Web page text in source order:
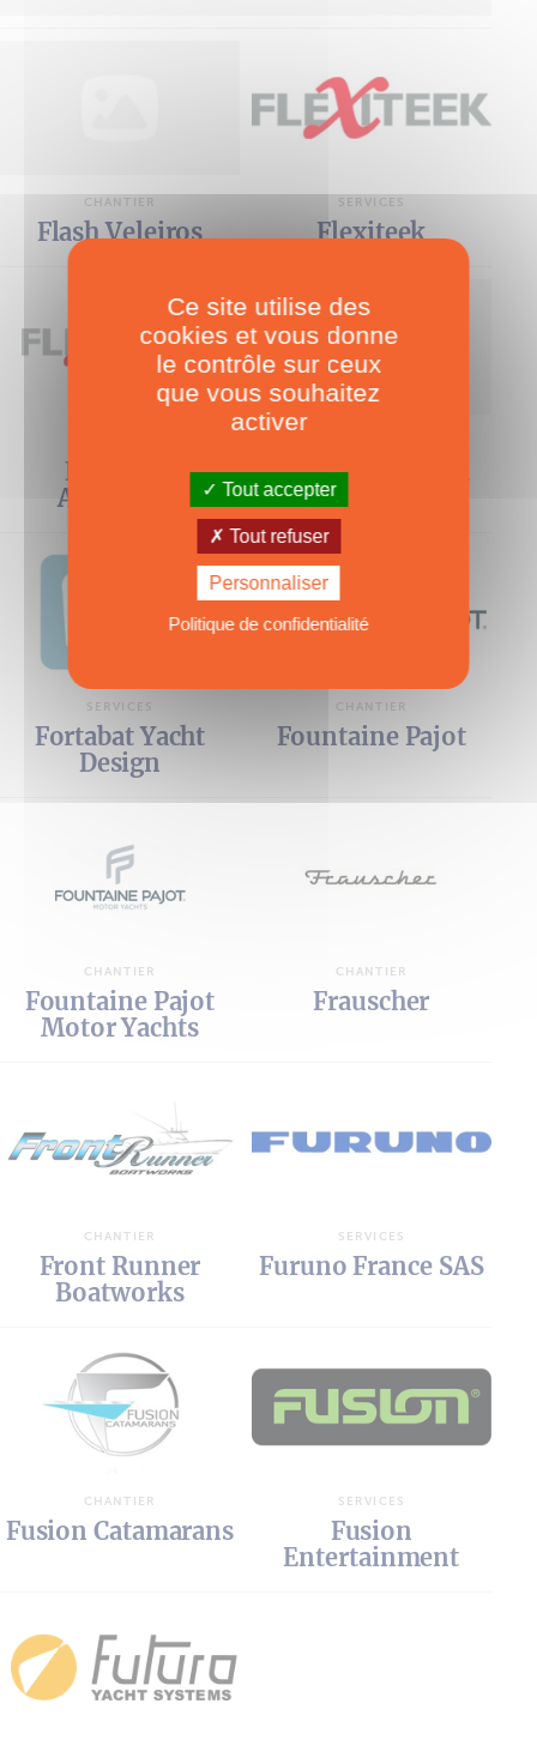
CHANTIER
Flash Veleiros
SERVICES
Flexiteek
Flexiteek
Atlantique
FORMAT System
SERVICES
Fortabat Yacht
Design
CHANTIER
Fountaine Pajot
CHANTIER
Fountaine Pajot
Motor Yachts
CHANTIER
Frauscher
CHANTIER
Front Runner
Boatworks
SERVICES
Furuno France SAS
CHANTIER
Fusion Catamarans
SERVICES
Fusion
Entertainment
Ce site utilise des
cookies et vous donne
le contrôle sur ceux
que vous souhaitez
activer
Tout accepter
Tout refuser
Personnaliser
Politique de confidentialité